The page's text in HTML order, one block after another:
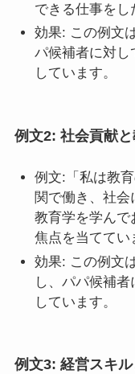
できる仕事をし
効果: この例文
パ候補者に対
しています。
例文2: 社会貢献
例文:「私は教
関で働き、社
教育学を学んで
焦点を当ててい
効果: この例文
し、パパ候補
しています。
例文3: 経営スキ